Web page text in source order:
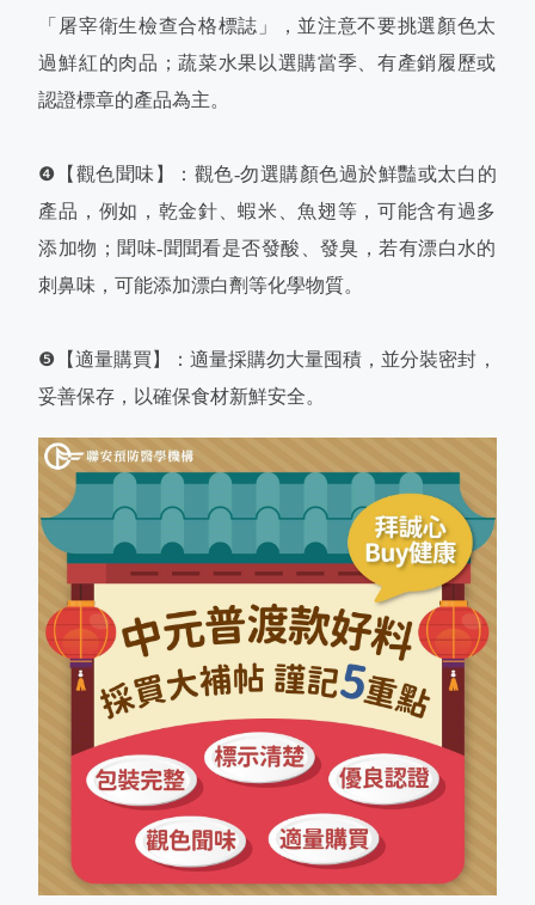
「屠宰衛生檢查合格標誌」，並注意不要挑選顏色太
過鮮紅的肉品；蔬菜水果以選購當季、有產銷履歷或
認證標章的產品為主。
❹【觀色聞味】：觀色-勿選購顏色過於鮮豔或太白的
產品，例如，乾金針、蝦米、魚翅等，可能含有過多
添加物；聞味-聞聞看是否發酸、發臭，若有漂白水的
刺鼻味，可能添加漂白劑等化學物質。
❺【適量購買】：適量採購勿大量囤積，並分裝密封，
妥善保存，以確保食材新鮮安全。